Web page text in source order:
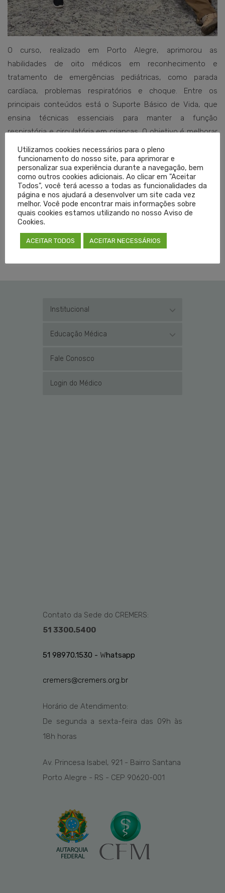
O curso, realizado em Porto Alegre, aprimorou as
habilidades de oito médicos em reconhecimento e
tratamento de emergências pediátricas, como parada
cardíaca, problemas respiratórios e choque. Entre os
principais conteúdos está o Suporte Básico de Vida, que
ensina técnicas essenciais para manter a função
respiratória e circulatória em crianças. O objetivo é melhorar
os resultados dos pacientes pediátricos em situações
críticas.
Texto: Antônio Bavaresco
Edição: Viviane Schwäger
Institucional
Educação Médica
Fale Conosco
Login do Médico
Contato da Sede do CREMERS:
51 3300.5400
51 98970.1530 - Whatsapp
cremers@cremers.org.br
Horário de Atendimento:
De segunda a sexta-feira das 09h às
18h horas
Av. Princesa Isabel, 921 - Bairro Santana
Porto Alegre - RS - CEP 90620-001
Utilizamos cookies necessários para o pleno
funcionamento do nosso site, para aprimorar e
personalizar sua experiência durante a navegação, bem
como outros cookies adicionais. Ao clicar em "Aceitar
Todos", você terá acesso a todas as funcionalidades da
página e nos ajudará a desenvolver um site cada vez
melhor. Você pode encontrar mais informações sobre
quais cookies estamos utilizando no nosso Aviso de
Cookies.
ACEITAR TODOS ACEITAR NECESSÁRIOS